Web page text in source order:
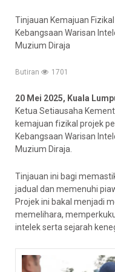
Tinjauan Kemajuan
Kebangsaan Warisan
Muzium Diraja
Butiran 1701
20 Mei 2025, Kuala
Ketua Setiausaha
kemajuan fizikal projek
Kebangsaan Warisan
Muzium Diraja.
Tinjauan ini bagi
jadual dan memenuhi
Projek ini bakal menjadi
memelihara,
intelek serta sejarah